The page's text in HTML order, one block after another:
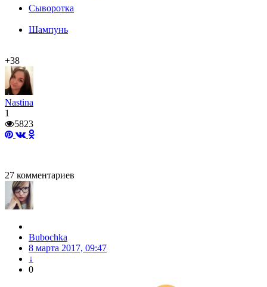
Сыворотка
Шампунь
+38
Nastina
1
5823
27 комментариев
Bubochka
8 марта 2017, 09:47
↓
0